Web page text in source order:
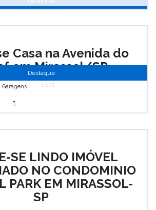
Casa na Avenida do
em Mirassol/SP.
Mirassol
Destaque
Garagens
1
SE LINDO IMÓVEL
NO CONDOMINIO
PARK EM MIRASSOL-
SP